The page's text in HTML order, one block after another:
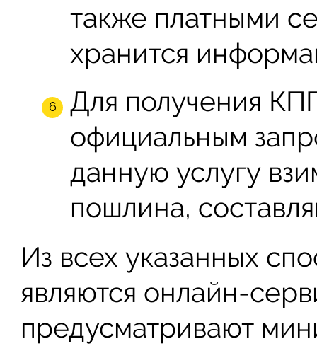
также платными
хранится
Для получения
официальным
данную услугу
пошлина,
Из всех указанных
являются онлайн-
предусматривают